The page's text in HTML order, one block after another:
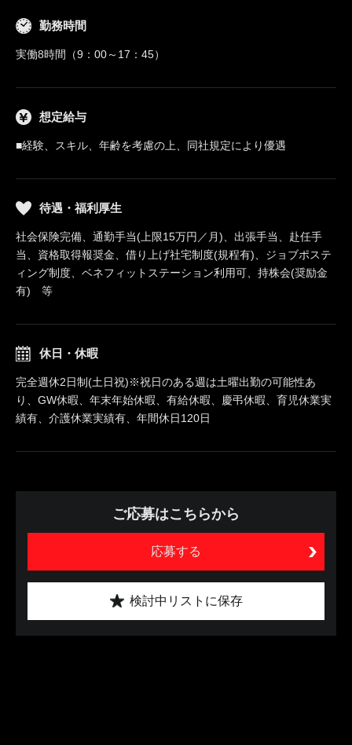
勤務時間
実働8時間（9：00～17：45）
想定給与
■経験、スキル、年齢を考慮の上、同社規定により優遇
待遇・福利厚生
社会保険完備、通勤手当(上限15万円／月)、出張手当、赴任手
当、資格取得報奨金、借り上げ社宅制度(規程有)、ジョブポステ
ィング制度、ベネフィットステーション利用可、持株会(奨励金
有) 等
休日・休暇
完全週休2日制(土日祝)※祝日のある週は土曜出勤の可能性あ
り、GW休暇、年末年始休暇、有給休暇、慶弔休暇、育児休業実
績有、介護休業実績有、年間休日120日
ご応募はこちらから
応募する
検討中リストに保存